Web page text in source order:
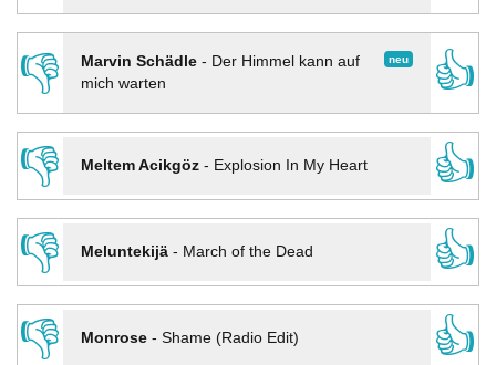
👎 neu
Marvin Schädle- Der Himmel kann auf
mich warten
👍
👎
Meltem Acikgöz- Explosion In My Heart
👍
👎
Meluntekijä- March of the Dead
👍
👎
Monrose- Shame (Radio Edit)
👍